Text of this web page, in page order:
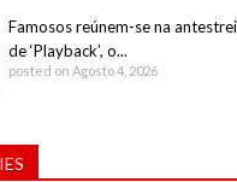
Famosos reúnem-se na
de ‘Playback’, o...
posted on Agosto 4, 2026